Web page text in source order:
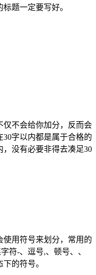
题一定要写好。
仅不会给你加分，反而会
字以内都是属于合格的
没有必要非得去凑足30
用符号来划分，常用的
符-、逗号,、顿号、、
的符号。